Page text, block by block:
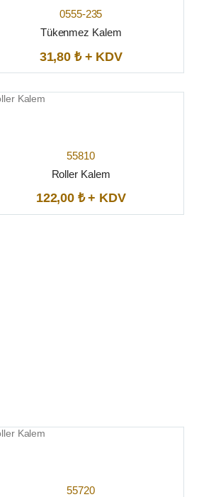
0555-235
Tükenmez Kalem
31,80 ₺ + KDV
55810
Roller Kalem
122,00 ₺ + KDV
55720